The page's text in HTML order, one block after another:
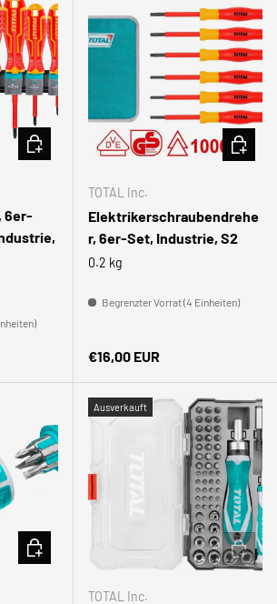
6er-
IN DEN WARENKORB
TOTAL Inc.
Elektrikerschraubendrehe
r, 6er-Set, Industrie, S2
0.2 kg
Begrenzter Vorrat (4 Einheiten)
Normaler Preis
€16,00 EUR
IN DEN
IN DEN WARENKORB
Ausverkauft
TOTAL Inc.
IN DEN